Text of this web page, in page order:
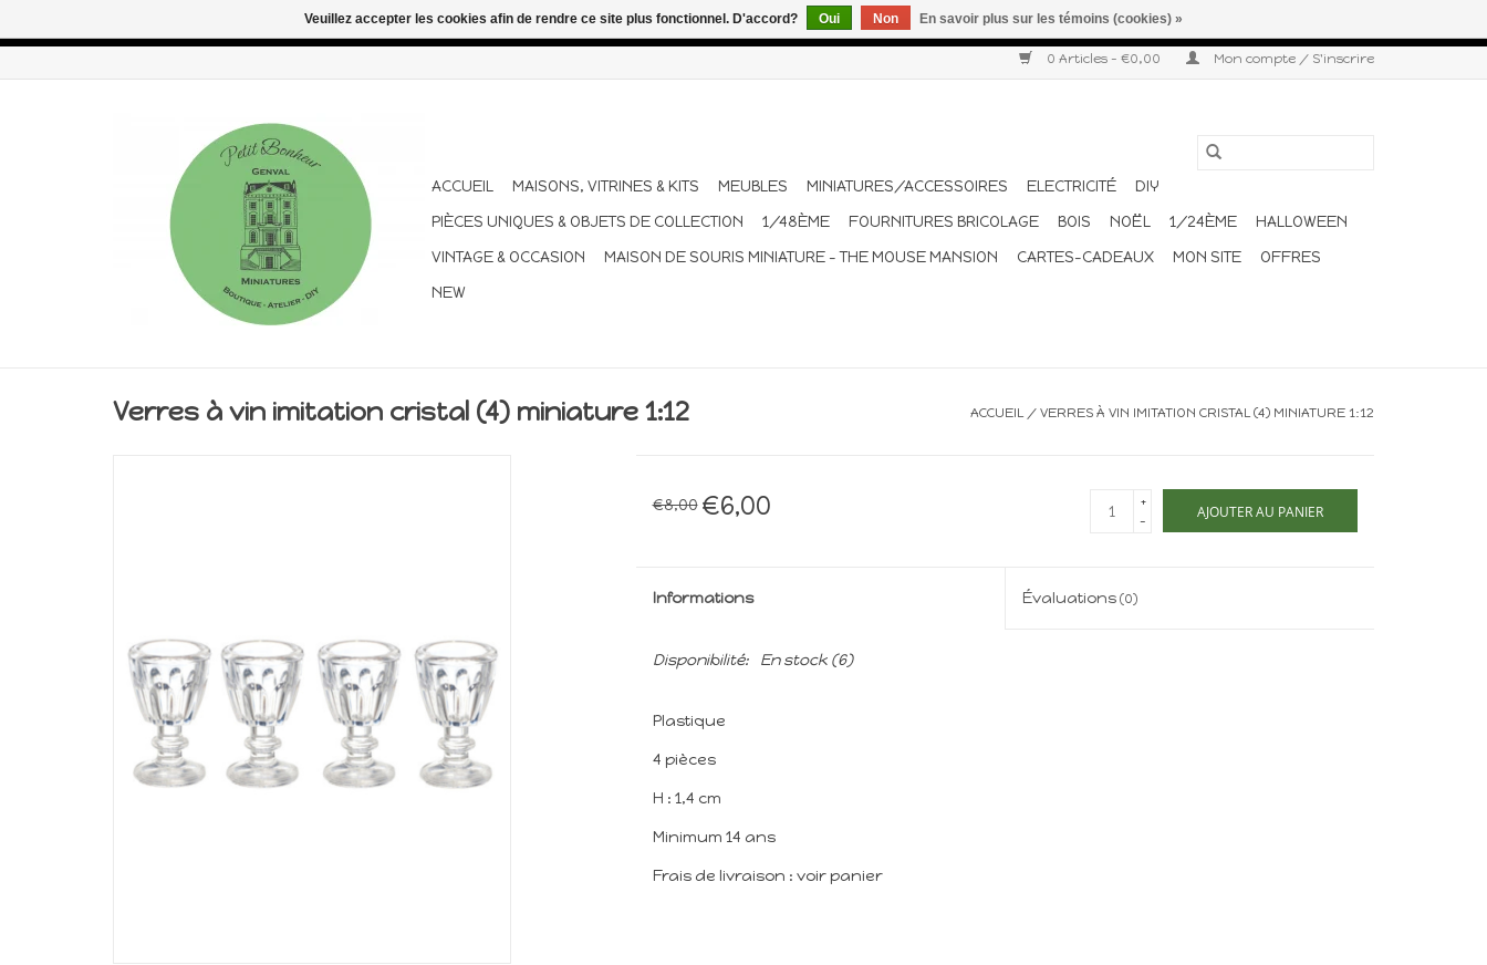
0 Articles - €0,00 Mon compte / S'inscrire
ACCUEIL MAISONS, VITRINES & KITS MEUBLES MINIATURES/ACCESSOIRES ELECTRICITÉ
DIY
PIÈCES UNIQUES & OBJETS DE COLLECTION
1/48ÈME FOURNITURES BRICOLAGE BOIS NOËL 1/24ÈME
HALLOWEEN
VINTAGE & OCCASION
MAISON DE SOURIS MINIATURE - THE MOUSE MANSION CARTES-CADEAUX MON SITE
OFFRES
NEW
Verres à vin imitation cristal (4) miniature 1:12 ACCUEIL / VERRES À VIN IMITATION CRISTAL (4) MINIATURE 1:12
€8,00 €6,00
+
-
AJOUTER AU PANIER
Informations Évaluations(0)
Disponibilité: En stock(6)
Plastique
4 pièces
H : 1,4 cm
Minimum 14 ans
Frais de livraison : voir panier
Veuillez accepter les cookies afin de rendre ce site plus fonctionnel. D'accord? Oui Non En savoir plus sur les témoins (cookies) »
Congés d'été : les commandes continuent d'être expédiées pendant les vacances. Les envois sont effectués une à deux fois par semaine. Merci pour votre compréhension et votre confiance.